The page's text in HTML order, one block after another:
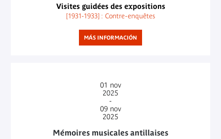
Visites guidées des expositions
[1931-1933] : Contre-enquêtes
MÁS INFORMACIÓN
01 nov
2025
-
09 nov
2025
Mémoires musicales antillaises